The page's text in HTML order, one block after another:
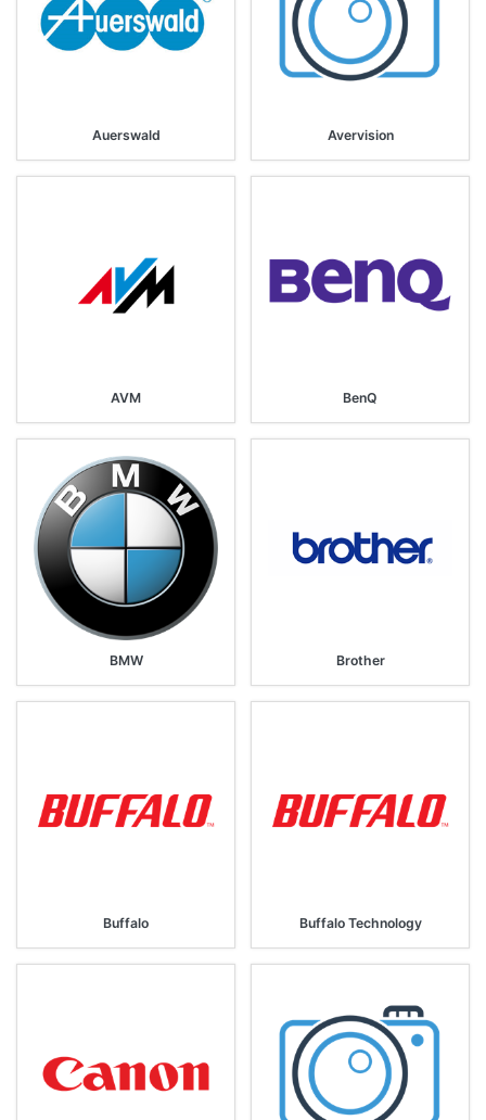
Auerswald Avervision
AVM BenQ
BMW Brother
Buffalo Buffalo Technology